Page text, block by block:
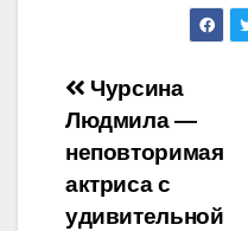
Навигация
по
записям
Чурсина
Людмила —
неповторимая
актриса с
удивительной